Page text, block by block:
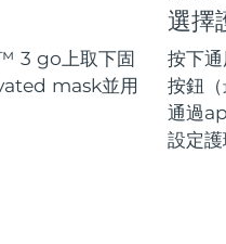
3 go上取下固
mask並用
選擇
按下
按鈕
通過
設定